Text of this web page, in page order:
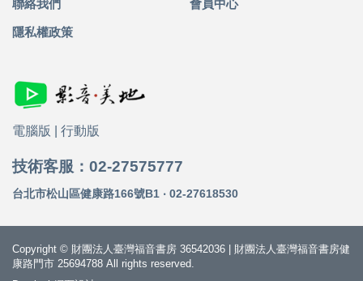
聯絡我們 會員中心
隱私權政策
電腦版 行動版
技術客服：02-27575777
台北市松山區健康路166號B1 ‧ 02-27618530
Copyright © 財團法人臺灣福音書房 36542036 | 財團法人臺灣福音書房健
康路門市 25694788 All rights reserved.